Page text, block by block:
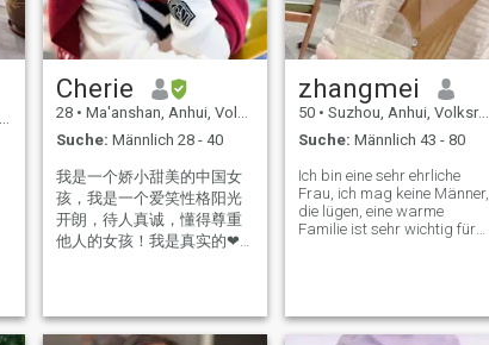
für Abenteuer und ich liebe
es, abgelegene Wanderwege
an sonnigen Tagen zu
Aufrichtigkeit und Mitgefühl
sind meine wichtigsten
Prinzipien, wie ich mit
anderen umgehe. Wenn es
ich Gedankenspiele und
Täuschung
Cherie
28 • Ma'anshan, Anhui, Volksrep. China
Suche: Männlich 28 - 40
我是一个娇小甜美的中国女
孩，我是一个爱笑性格阳光
开朗，待人真诚，懂得尊重
他人的女孩！我是真实的❤
zhangmei
50 • Suzhou, Anhui, Volksrep. China
Suche: Männlich 43 - 80
Ich bin eine sehr ehrliche
Frau, ich mag keine Männer,
die lügen, eine warme
Familie ist sehr wichtig für